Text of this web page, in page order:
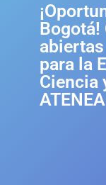
Bogotá!
para la
Ciencia
ATENEA